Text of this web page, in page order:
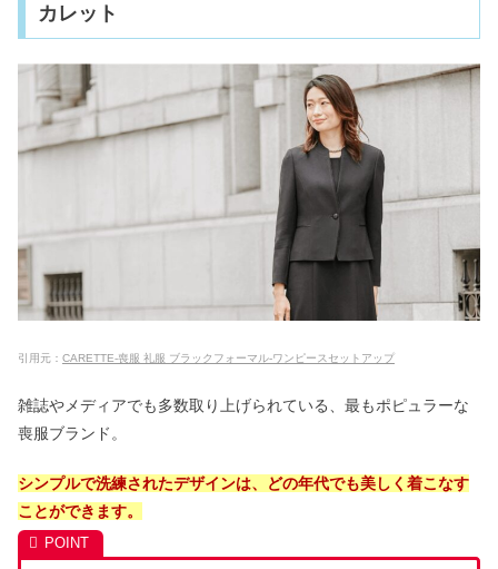
カレット
引用元： CARETTE-喪服 礼服 ブラックフォーマル-ワンピースセットアップ
雑誌やメディアでも多数取り上げられている、最もポピュラーな
喪服ブランド。
シンプルで洗練されたデザインは、どの年代でも美しく着こなす
ことができます。